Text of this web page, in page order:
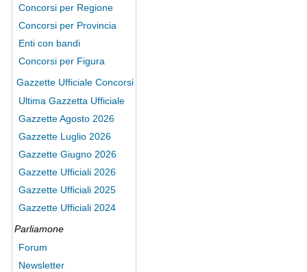
Concorsi per Regione
Concorsi per Provincia
Enti con bandi
Concorsi per Figura
Gazzette Ufficiale Concorsi
Ultima Gazzetta Ufficiale
Gazzette Agosto 2026
Gazzette Luglio 2026
Gazzette Giugno 2026
Gazzette Ufficiali 2026
Gazzette Ufficiali 2025
Gazzette Ufficiali 2024
Parliamone
Forum
Newsletter